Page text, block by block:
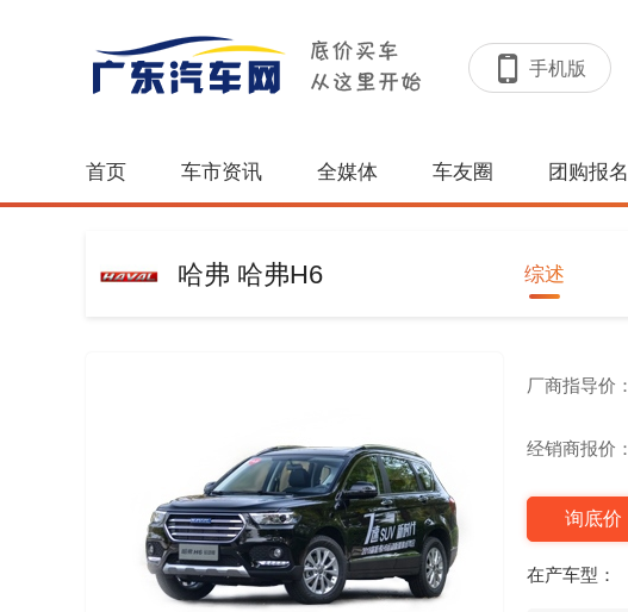
手机版
首页 车市资讯 全媒体 车友圈 团购报名
哈弗 哈弗H6 综述
厂商指导价：
经销商报价：
询底价
在产车型：